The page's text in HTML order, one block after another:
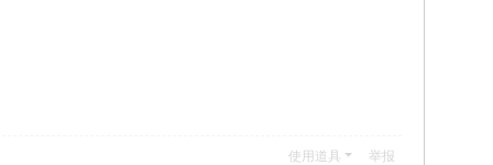
使用道具 举报